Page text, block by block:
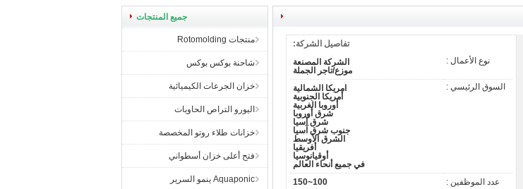
جميع المنتجات
منتجات Rotomolding
شاحنة بوكس ​​بوكس
خزان الجرعات الكيميائية
اليورو التراص الحاويات
خزانات طلاء روتو المخصصة
فتح أعلى خزان أسطواني
Aquaponic ينمو السرير
تفاصيل الشركة:
نوع الأعمال :
الشركة المصنعة
موزع/تاجر الجملة
السوق الرئيسي :
امريكا الشمالية
أمريكا الجنوبية
أوروبا الغربية
شرق أوروبا
شرق آسيا
جنوب شرق آسيا
الشرق الأوسط
أفريقيا
أوقيانوسيا
في جميع أنحاء العالم
عدد الموظفين :
100~150